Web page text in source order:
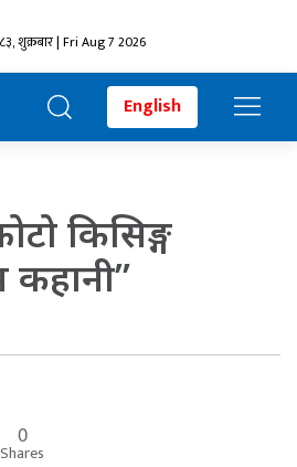
शुक्रबार | Fri Aug 7 2026
English
किसिङ्ग
कहानी”
0
Shares